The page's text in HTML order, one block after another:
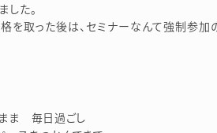
した。
を取った後は、セミナーなんて強制参加
ま 毎日過ごし